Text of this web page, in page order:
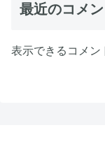
最近のコメン
表示できるコメン